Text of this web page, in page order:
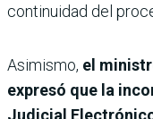
continuidad del
Asimismo, el
expresó que la
Judicial